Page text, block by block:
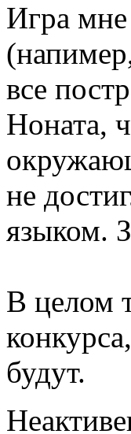
Игра
все
Ноната,
не
языком.
В целом
будут.